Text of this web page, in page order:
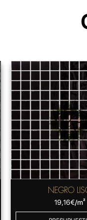
NEGRO
19,16€/m²